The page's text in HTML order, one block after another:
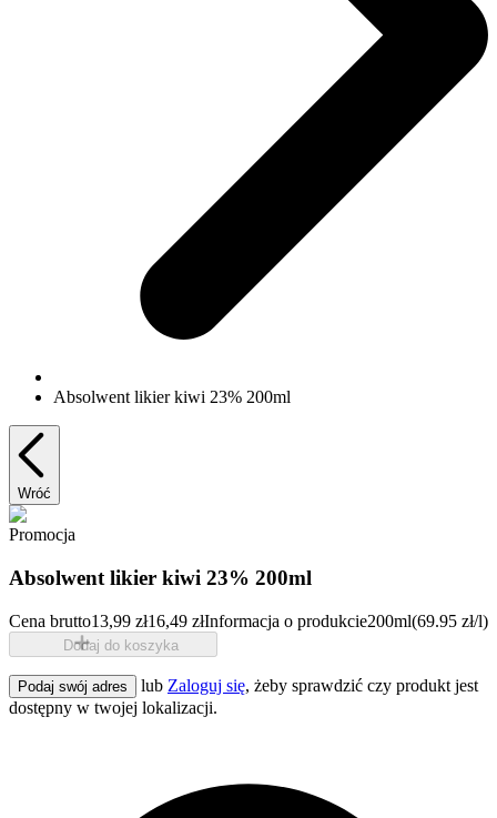
Absolwent likier kiwi 23% 200ml
Wróć
Promocja
Absolwent likier kiwi 23% 200ml
Cena brutto13,99 zł16,49 złInformacja o produkcie200ml(69.95 zł/l)
Dodaj do koszyka
Podaj swój adres lub Zaloguj się, żeby sprawdzić czy produkt jest
dostępny w twojej lokalizacji.